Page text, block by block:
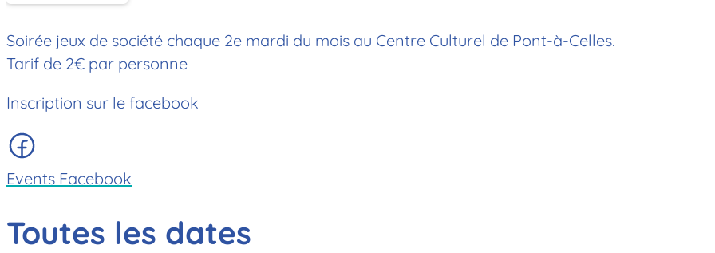
Soirée jeux de société chaque 2e mardi du mois au Centre Culturel de Pont-à-Celles.
Tarif de 2€ par personne
Inscription sur le facebook
Events Facebook
Toutes les dates